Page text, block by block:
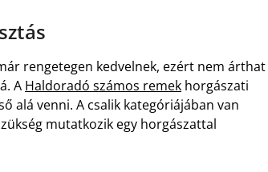
rengetegen kedvelnek, ezért nem árthat
A Haldoradó számos remek horgászati
alá venni. A csalik kategóriájában van
mutatkozik egy horgászattal